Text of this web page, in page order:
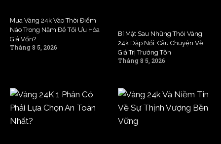
Mua Vàng 24k Vào Thời Điểm
Nào Trong Năm Để Tối Ưu Hóa
Giá Vốn?
Tháng 8 5, 2026
Bí Mật Sau Những Thỏi Vàng
24k Dập Nổi: Câu Chuyện Về
Giá Trị Trường Tồn
Tháng 8 5, 2026